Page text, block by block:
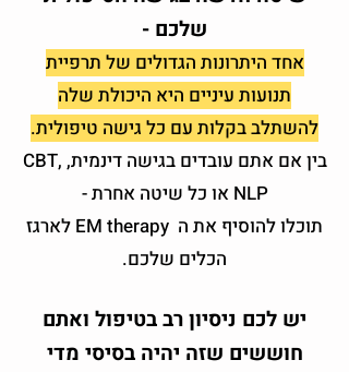
שלכם -
אחד היתרונות הגדולים של תרפיית
תנועות עיניים היא היכולת שלה
להשתלב בקלות עם כל גישה טיפולית.
בין אם אתם עובדים בגישה דינמית, CBT,
NLP או כל שיטה אחרת -
תוכלו להוסיף את ה EM therapy לארגז
הכלים שלכם.
יש לכם ניסיון רב בטיפול ואתם
חוששים שזה יהיה בסיסי מדי